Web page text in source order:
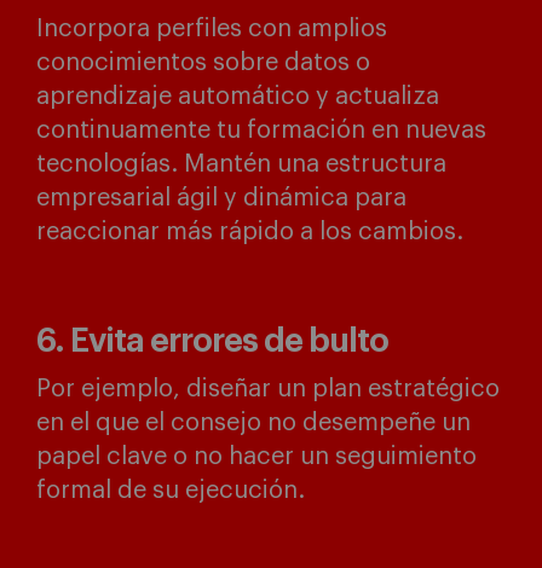
Incorpora perfiles con amplios
conocimientos sobre datos o
aprendizaje automático y actualiza
continuamente tu formación en nuevas
tecnologías. Mantén una estructura
empresarial ágil y dinámica para
reaccionar más rápido a los cambios.
6. Evita errores de bulto
Por ejemplo, diseñar un plan estratégico
en el que el consejo no desempeñe un
papel clave o no hacer un seguimiento
formal de su ejecución.